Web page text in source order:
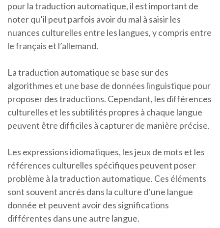
pour la traduction automatique, il est important de
noter qu’il peut parfois avoir du mal à saisir les
nuances culturelles entre les langues, y compris entre
le français et l’allemand.
La traduction automatique se base sur des
algorithmes et une base de données linguistique pour
proposer des traductions. Cependant, les différences
culturelles et les subtilités propres à chaque langue
peuvent être difficiles à capturer de manière précise.
Les expressions idiomatiques, les jeux de mots et les
références culturelles spécifiques peuvent poser
problème à la traduction automatique. Ces éléments
sont souvent ancrés dans la culture d’une langue
donnée et peuvent avoir des significations
différentes dans une autre langue.